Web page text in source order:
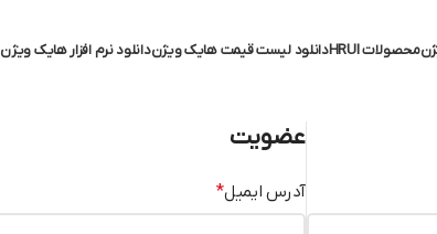
محصولات HRUI دانلود لیست قیمت هایک ویژندانلود نرم افزار هایک ویژن
عضویت
آدرس ایمیل*